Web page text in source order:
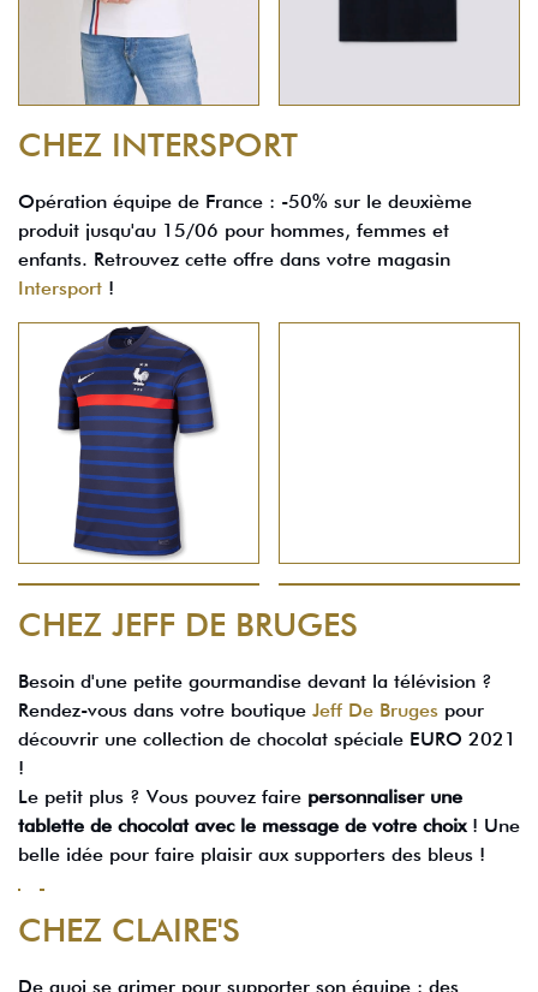
CHEZ INTERSPORT
Opération équipe de France : -50% sur le deuxième
produit jusqu'au 15/06 pour hommes, femmes et
enfants. Retrouvez cette offre dans votre magasin
Intersport !
CHEZ JEFF DE BRUGES
Besoin d'une petite gourmandise devant la télévision ?
Rendez-vous dans votre boutique Jeff De Bruges pour
découvrir une collection de chocolat spéciale EURO 2021
!
Le petit plus ? Vous pouvez faire personnaliser une
tablette de chocolat avec le message de votre choix ! Une
belle idée pour faire plaisir aux supporters des bleus !
CHEZ CLAIRE'S
De quoi se grimer pour supporter son équipe : des